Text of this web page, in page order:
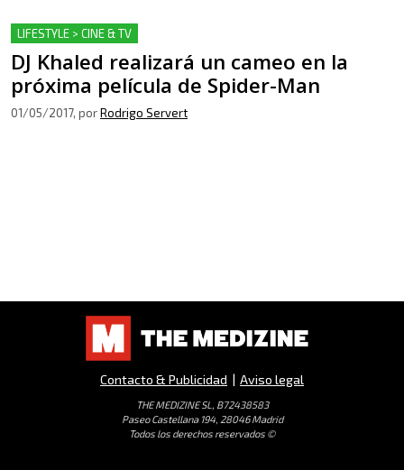
LIFESTYLE > CINE & TV
DJ Khaled realizará un cameo en la
próxima película de Spider-Man
01/05/2017, porRodrigo Servert
Contacto & Publicidad | Aviso legal
THE MEDIZINE SL, B72438583
Paseo Castellana 194, 28046 Madrid
Todos los derechos reservados ©